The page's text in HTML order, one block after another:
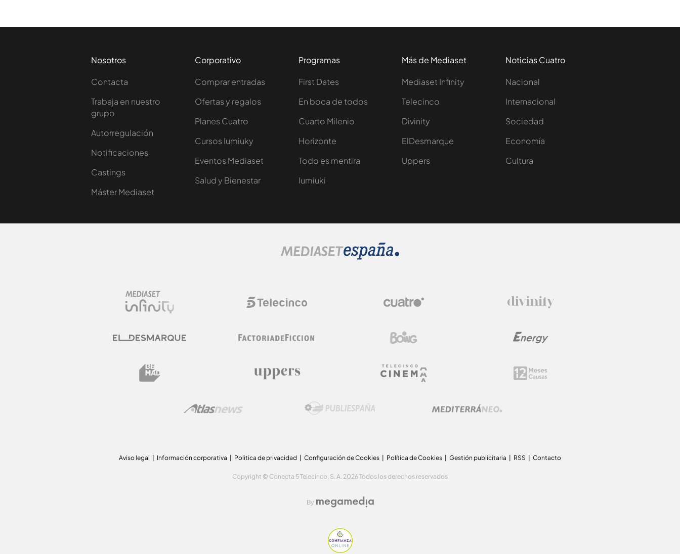
Nosotros
Contacta
Trabaja en nuestro
grupo
Autorregulación
Notificaciones
Castings
Máster Mediaset
Corporativo
Comprar entradas
Ofertas y regalos
Planes Cuatro
Cursos Iumiuky
Eventos Mediaset
Salud y Bienestar
Programas
First Dates
En boca de todos
Cuarto Milenio
Horizonte
Todo es mentira
Iumiuki
Más de Mediaset
Mediaset Infinity
Telecinco
Divinity
ElDesmarque
Uppers
Noticias Cuatro
Nacional
Internacional
Sociedad
Economía
Cultura
Aviso legal Información corporativa Politica de privacidad Configuración de Cookies Política de Cookies Gestión publicitaria RSS Contacto
Copyright © Conecta 5 Telecinco, S. A. 2026 Todos los derechos reservados
By